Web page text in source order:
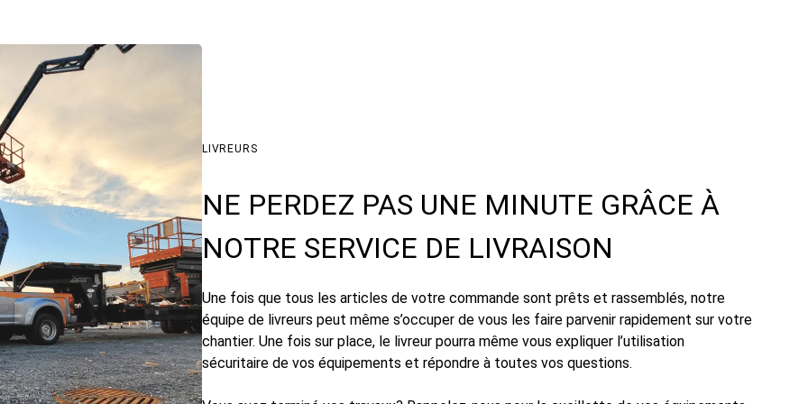
LIVREURS
NE PERDEZ PAS UNE MINUTE GRÂCE À
NOTRE SERVICE DE LIVRAISON
Une fois que tous les articles de votre commande sont prêts et rassemblés, notre
équipe de livreurs peut même s’occuper de vous les faire parvenir rapidement sur votre
chantier. Une fois sur place, le livreur pourra même vous expliquer l’utilisation
sécuritaire de vos équipements et répondre à toutes vos questions.